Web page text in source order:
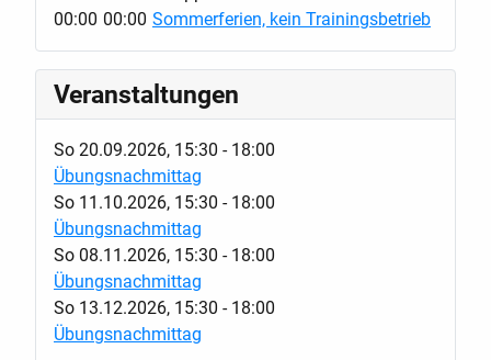
00:00 00:00 Sommerferien, kein Trainingsbetrieb
Veranstaltungen
So 20.09.2026, 15:30 - 18:00
Übungsnachmittag
So 11.10.2026, 15:30 - 18:00
Übungsnachmittag
So 08.11.2026, 15:30 - 18:00
Übungsnachmittag
So 13.12.2026, 15:30 - 18:00
Übungsnachmittag